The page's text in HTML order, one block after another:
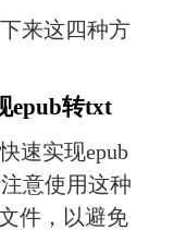
来这四种方
epub转txt
速实现epub
意使用这种
件，以避免